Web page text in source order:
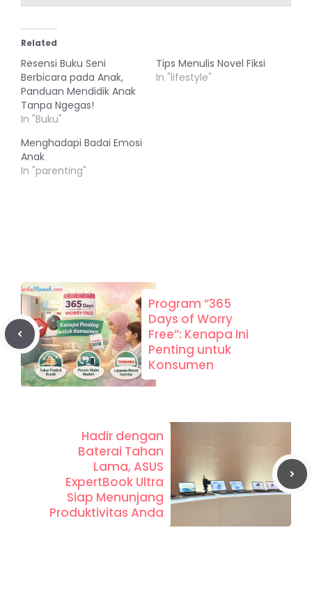
Related
Resensi Buku Seni
Berbicara pada Anak,
Panduan Mendidik Anak
Tanpa Ngegas!
In "Buku"
Tips Menulis Novel Fiksi
In "lifestyle"
Menghadapi Badai Emosi
Anak
In "parenting"
Program “365
Days of Worry
Free”: Kenapa Ini
Penting untuk
Konsumen
Hadir dengan
Baterai Tahan
Lama, ASUS
ExpertBook Ultra
Siap Menunjang
Produktivitas Anda